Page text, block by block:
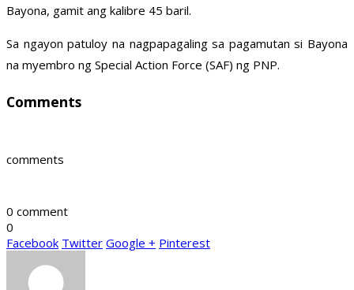
Bayona, gamit ang kalibre 45 baril.
Sa ngayon patuloy na nagpapagaling sa pagamutan si Bayona
na myembro ng Special Action Force (SAF) ng PNP.
Comments
comments
0 comment
0
Facebook Twitter Google + Pinterest